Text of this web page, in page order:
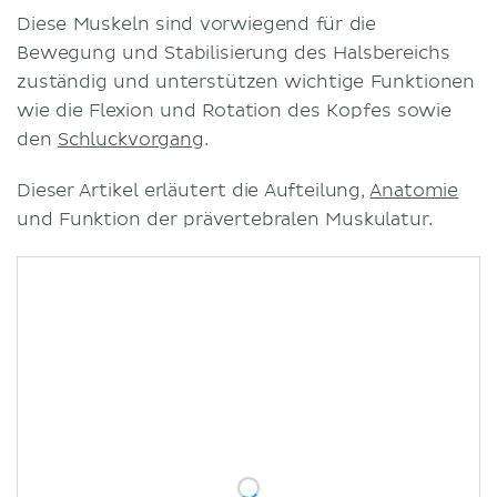
Diese Muskeln sind vorwiegend für die
Bewegung und Stabilisierung des Halsbereichs
zuständig und unterstützen wichtige Funktionen
wie die Flexion und Rotation des Kopfes sowie
den Schluckvorgang.
Dieser Artikel erläutert die Aufteilung,Anatomie
und Funktion der prävertebralen Muskulatur.